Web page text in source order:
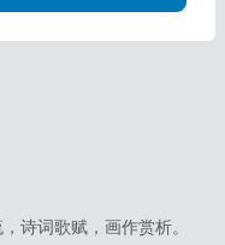
诗词歌赋，画作赏析。